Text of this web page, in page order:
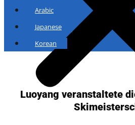
Arabic
Japanese
Korean
Luoyang veranstaltete